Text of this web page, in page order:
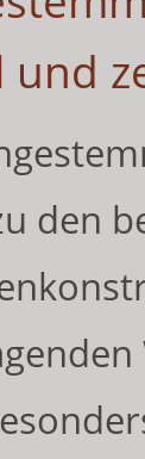
und
den